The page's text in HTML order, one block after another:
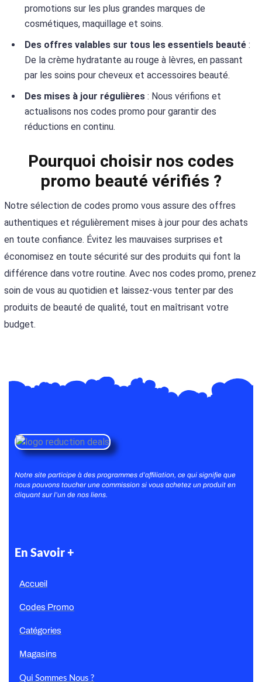
promotions sur les plus grandes marques de
cosmétiques, maquillage et soins.
Des offres valables sur tous les essentiels beauté :
De la crème hydratante au rouge à lèvres, en passant
par les soins pour cheveux et accessoires beauté.
Des mises à jour régulières : Nous vérifions et
actualisons nos codes promo pour garantir des
réductions en continu.
Pourquoi choisir nos codes
promo beauté vérifiés ?
Notre sélection de codes promo vous assure des offres
authentiques et régulièrement mises à jour pour des achats
en toute confiance. Évitez les mauvaises surprises et
économisez en toute sécurité sur des produits qui font la
différence dans votre routine. Avec nos codes promo, prenez
soin de vous au quotidien et laissez-vous tenter par des
produits de beauté de qualité, tout en maîtrisant votre
budget.
Notre site participe à des programmes d’affiliation, ce qui signifie que
nous pouvons toucher une commission si vous achetez un produit en
cliquant sur l’un de nos liens.
En Savoir +
Accueil
Codes Promo
Catégories
Magasins
Qui Sommes Nous ?